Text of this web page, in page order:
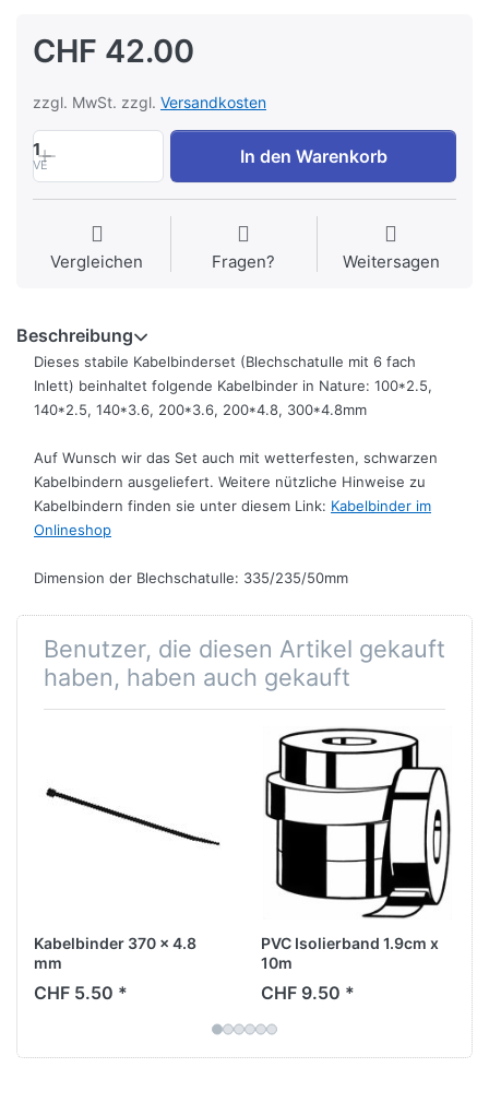
CHF 42.00
zzgl. MwSt. zzgl. Versandkosten
1
VE In den Warenkorb
Vergleichen Fragen? Weitersagen
Beschreibung
Dieses stabile Kabelbinderset (Blechschatulle mit 6 fach
Inlett) beinhaltet folgende Kabelbinder in Nature: 100*2.5,
140*2.5, 140*3.6, 200*3.6, 200*4.8, 300*4.8mm
Auf Wunsch wir das Set auch mit wetterfesten, schwarzen
Kabelbindern ausgeliefert. Weitere nützliche Hinweise zu
Kabelbindern finden sie unter diesem Link: Kabelbinder im
Onlineshop
Dimension der Blechschatulle: 335/235/50mm
Benutzer, die diesen Artikel gekauft
haben, haben auch gekauft
Kabelbinder 370 x 4.8
mm
CHF 5.50 *
PVC Isolierband 1.9cm x
10m
CHF 9.50 *